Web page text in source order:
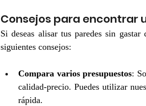
Consejos para encontrar
Si deseas alisar tus paredes sin
siguientes consejos:
Compara varios presupuestos:
calidad-precio. Puedes utilizar
rápida.